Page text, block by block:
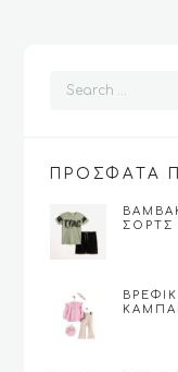
ΠΡΟΣΦΑΤΑ
ΣΟΡΤΣ